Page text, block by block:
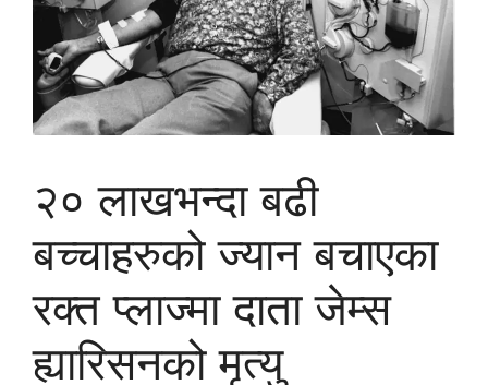
२० लाखभन्दा बढी
बच्चाहरुको ज्यान बचाएका
रक्त प्लाज्मा दाता जेम्स
ह्यारिसनको मृत्यु